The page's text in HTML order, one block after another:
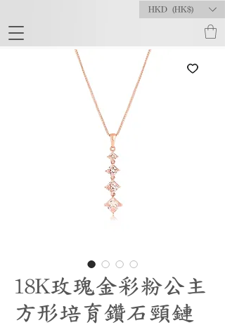
HKD (HK$)
18K玫瑰金彩粉公主
方形培育鑽石頸鏈